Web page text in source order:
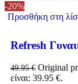
-20%
Προσθήκη στη
Refresh
49.95€ Original
είναι: 39.95 €.